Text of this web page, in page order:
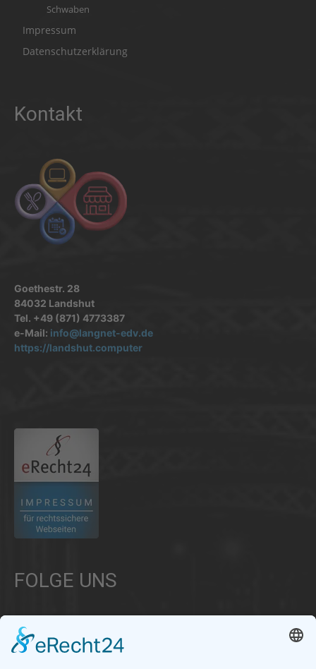
Schwaben
Impressum
Datenschutzerklärung
Kontakt
Goethestr. 28
84032 Landshut
Tel. +49 (871) 4773387
e-Mail: info@langnet-edv.de
https://landshut.computer
FOLGE UNS